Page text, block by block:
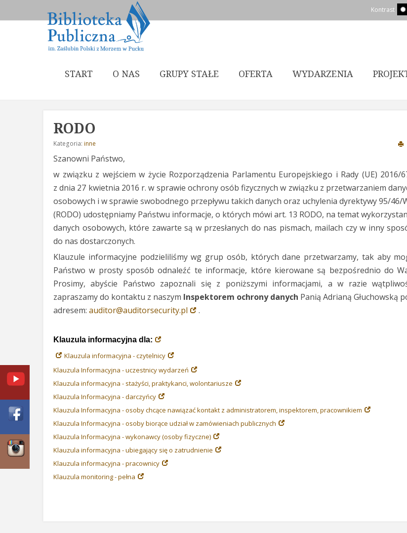
Kontrast
START O NAS GRUPY STAŁE OFERTA WYDARZENIA
RODO
Kategoria: inne
Szanowni Państwo,
w związku z wejściem w życie Rozporządzenia Parlamentu Europejskiego i Rady (UE) 2016/
z dnia 27 kwietnia 2016 r. w sprawie ochrony osób fizycznych w związku z przetwarzaniem
osobowych i w sprawie swobodnego przepływu takich danych oraz uchylenia dyrektywy 95/46/
(RODO) udostępniamy Państwu informacje, o których mówi art. 13 RODO, na temat
danych osobowych, które zawarte są w przesłanych do nas pismach, mailach czy w inny
do nas dostarczonych.
Klauzule informacyjne podzieliliśmy wg grup osób, których dane przetwarzamy, tak aby
Państwo w prosty sposób odnaleźć te informacje, które kierowane są bezpośrednio do
Prosimy, abyście Państwo zapoznali się z poniższymi informacjami, a w razie
zapraszamy do kontaktu z naszym Inspektorem ochrony danych Panią Adrianą Głuchowską
adresem: auditor@auditorsecurity.pl .
Klauzula informacyjna dla:
Klauzula informacyjna - czytelnicy
Klauzula Informacyjna - uczestnicy wydarzeń
Klauzula informacyjna - stażyści, praktykanci, wolontariusze
Klauzula Informacyjna - darczyńcy
Klauzula Informacyjna - osoby chcące nawiązać kontakt z administratorem, inspektorem, pracownikiem
Klauzula Informacyjna - osoby biorące udział w zamówieniach publicznych
Klauzula Informacyjna - wykonawcy (osoby fizyczne)
Klauzula informacyjna - ubiegający się o zatrudnienie
Klauzula informacyjna - pracownicy
Klauzula monitoring - pełna